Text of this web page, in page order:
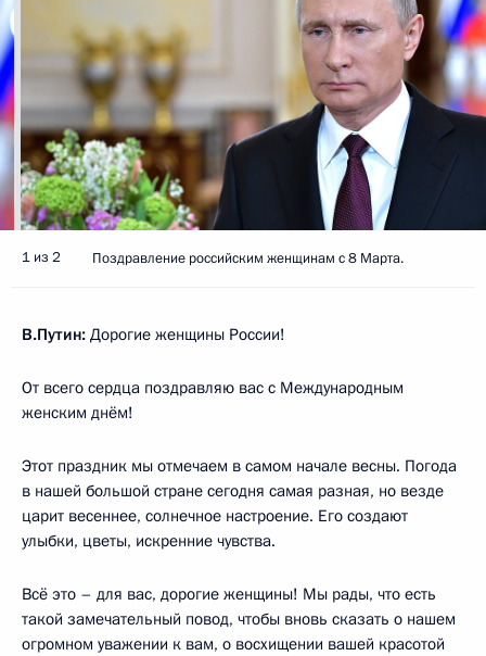
1 из 2 Поздравление российским женщинам с 8 Марта.
В.Путин: Дорогие женщины России!
От всего сердца поздравляю вас с Международным
женским днём!
Этот праздник мы отмечаем в самом начале весны. Погода
в нашей большой стране сегодня самая разная, но везде
царит весеннее, солнечное настроение. Его создают
улыбки, цветы, искренние чувства.
Всё это – для вас, дорогие женщины! Мы рады, что есть
такой замечательный повод, чтобы вновь сказать о нашем
огромном уважении к вам, о восхищении вашей красотой